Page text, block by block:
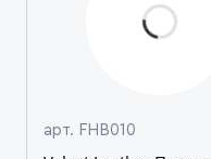
арт. FHB010